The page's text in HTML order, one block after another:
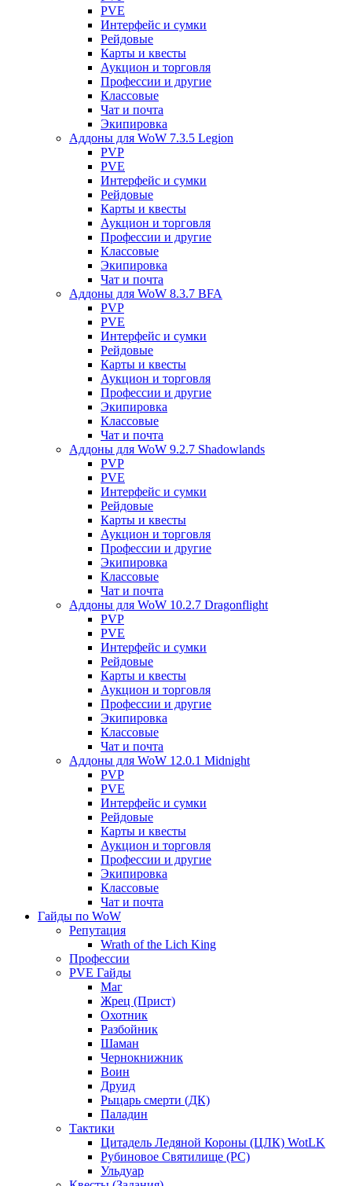
PVE
Интерфейс и сумки
Рейдовые
Карты и квесты
Аукцион и торговля
Профессии и другие
Классовые
Чат и почта
Экипировка
Аддоны для WoW 7.3.5 Legion
PVP
PVE
Интерфейс и сумки
Рейдовые
Карты и квесты
Аукцион и торговля
Профессии и другие
Классовые
Экипировка
Чат и почта
Аддоны для WoW 8.3.7 BFA
PVP
PVE
Интерфейс и сумки
Рейдовые
Карты и квесты
Аукцион и торговля
Профессии и другие
Экипировка
Классовые
Чат и почта
Аддоны для WoW 9.2.7 Shadowlands
PVP
PVE
Интерфейс и сумки
Рейдовые
Карты и квесты
Аукцион и торговля
Профессии и другие
Экипировка
Классовые
Чат и почта
Аддоны для WoW 10.2.7 Dragonflight
PVP
PVE
Интерфейс и сумки
Рейдовые
Карты и квесты
Аукцион и торговля
Профессии и другие
Экипировка
Классовые
Чат и почта
Аддоны для WoW 12.0.1 Midnight
PVP
PVE
Интерфейс и сумки
Рейдовые
Карты и квесты
Аукцион и торговля
Профессии и другие
Экипировка
Классовые
Чат и почта
Гайды по WoW
Репутация
Wrath of the Lich King
Профессии
PVE Гайды
Маг
Жрец (Прист)
Охотник
Разбойник
Шаман
Чернокнижник
Воин
Друид
Рыцарь смерти (ДК)
Паладин
Тактики
Цитадель Ледяной Короны (ЦЛК) WotLK
Рубиновое Святилище (РС)
Ульдуар